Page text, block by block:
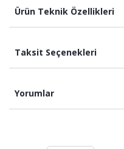
Ürün Teknik Özellikleri
Taksit Seçenekleri
Yorumlar